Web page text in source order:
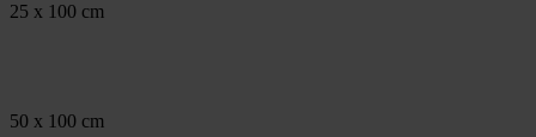
25 x 100 cm
50 x 100 cm